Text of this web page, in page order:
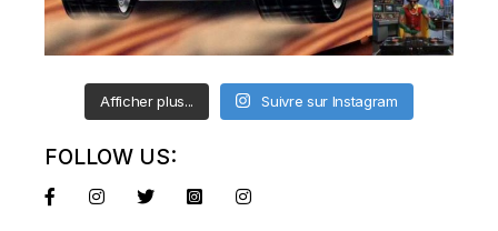
Afficher plus... Suivre sur Instagram
FOLLOW US: